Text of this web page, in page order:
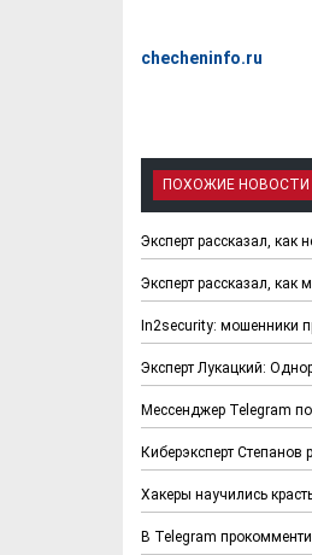
checheninfo.ru
ПОХОЖИЕ НОВОСТИ
Эксперт рассказал, как
Эксперт рассказал, как
In2security: мошенники
Эксперт Лукацкий:
Мессенджер Telegram
Киберэксперт
Хакеры научились
В Telegram